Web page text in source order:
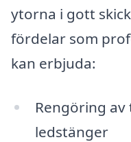
ytorna i gott
fördelar som
kan erbjuda:
Rengöring
ledstänger